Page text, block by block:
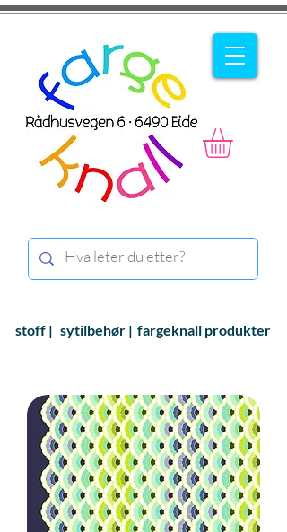
stoff | sytilbehør | fargeknall produkter